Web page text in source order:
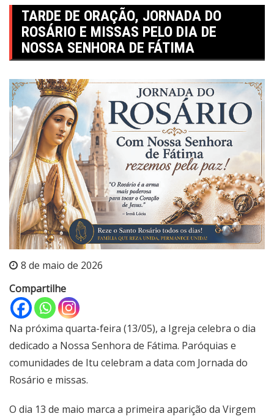
TARDE DE ORAÇÃO, JORNADA DO
ROSÁRIO E MISSAS PELO DIA DE
NOSSA SENHORA DE FÁTIMA
8 de maio de 2026
Compartilhe
Na próxima quarta-feira (13/05), a Igreja celebra o dia
dedicado a Nossa Senhora de Fátima. Paróquias e
comunidades de Itu celebram a data com Jornada do
Rosário e missas.
O dia 13 de maio marca a primeira aparição da Virgem